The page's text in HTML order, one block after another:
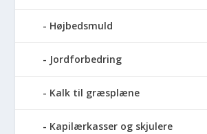
Højbedsmuld
Jordforbedring
Kalk til græsplæne
Kapilærkasser og skjulere